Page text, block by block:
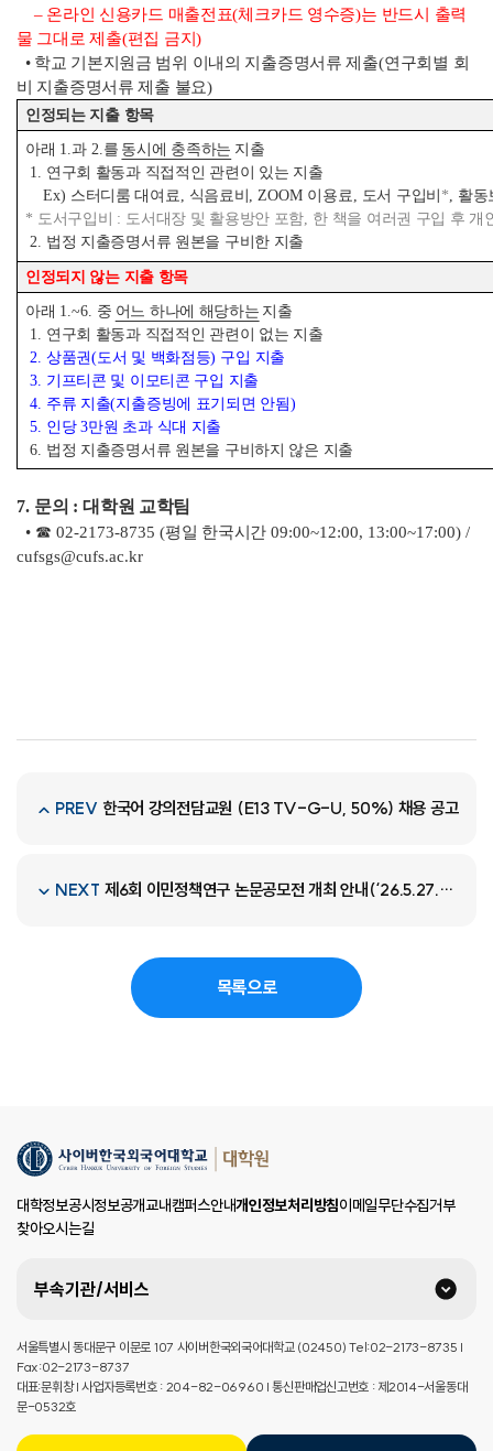
– 온라인 신용카드 매출전표(체크카드 영수증)는 반드시 출력
물 그대로 제출(편집 금지)
• 학교 기본지원금 범위 이내의 지출증명서류 제출(연구회별 회
비 지출증명서류 제출 불요)
인정되는 지출 항목
아래 1.과2.를 동시에 충족하는 지출
1. 연구회 활동과 직접적인 관련이 있는 지출
Ex) 스터디룸 대여료, 식음료비 , ZOOM 이용료, 도서 구입비 *, 활동
* 도서구입비 : 도서대장 및 활용방안 포함, 한 책을 여러권 구입 후 개
2. 법정 지출증명서류 원본을 구비한 지출
인정되지 않는 지출 항목
아래 1.~6. 중 어느 하나에 해당하는 지출
1. 연구회 활동과 직접적인 관련이 없는 지출
2. 상품권(도서 및 백화점등) 구입 지출
3. 기프티콘 및 이모티콘 구입 지출
4. 주류 지출(지출증빙에 표기되면 안됨)
5. 인당3만원 초과 식대 지출
6. 법정 지출증명서류 원본을 구비하지 않은 지출
7. 문의 :대학원 교학팀
• ☎ 02-2173-8735 (평일 한국시간 09:00~12:00, 13:00~17:00) /
cufsgs@cufs.ac.kr
PREV 한국어 강의전담교원 (E13 TV-G-U, 50%) 채용 공고
NEXT 제6회 이민정책연구 논문공모전 개최 안내(‘26.5.27.~9.30.)
목록으로
대학정보공시정보공개교내캠퍼스안내개인정보처리방침이메일무단수집거부
찾아오시는길
부속기관/서비스
서울특별시 동대문구 이문로 107 사이버한국외국어대학교 (02450) Tel:02-2173-8735 |
Fax:02-2173-8737
대표:문휘창 | 사업자등록번호 : 204-82-06960 | 통신판매업신고번호 : 제2014-서울동대
문-0532호